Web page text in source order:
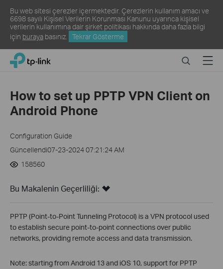
Bu web sitesi çerezler içermektedir. Çerezlerin kullanım amacı ve
6698 sayılı Kişisel Verilerin Korunması Kanunu uyarınca kişisel
verilerin kullanımına dair şirket politikası hakkında daha fazla bilgi
için buraya basınız. Tekrar Gösterme
Click
navigation
TP-Link, Reliably Smart SearchMenu
How to set up PPTP VPN Client on
Android Phone
Configuration Guide
Güncellendi07-23-2024 07:21:24 AM
158560
Bu Makalenin Geçerliliği:
PPTP (Point-to-Point Tunneling Protocol) is a VPN protocol used
to establish secure point-to-point connections over public
networks, providing remote access and data transmission.
Note: starting from Android 13 and iOS 10, support for PPTP